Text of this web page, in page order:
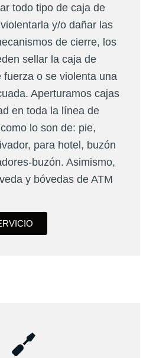
todo tipo de caja de
y/o dañar las
de cierre, los
sellar la caja de
fuerza o se violenta una
Aperturamos cajas
en toda la línea de
lo son de: pie,
para hotel, buzón
buzón. Asimismo,
y bóvedas de ATM